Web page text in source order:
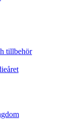
tillbehör